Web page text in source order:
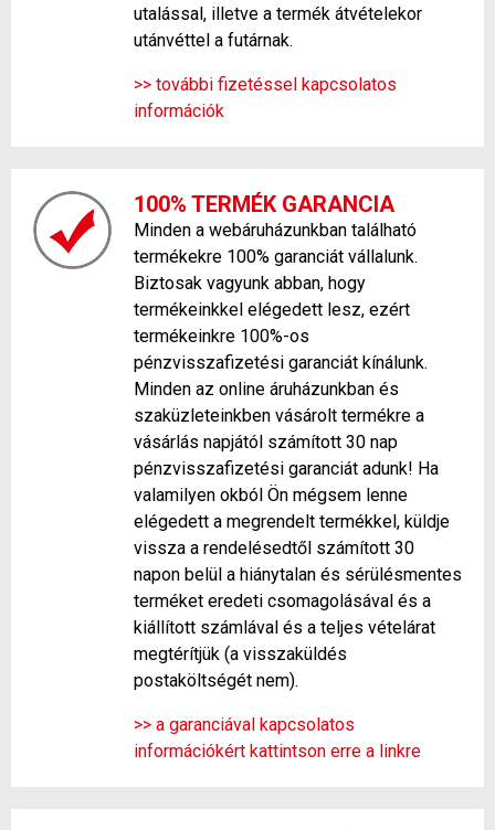
utalással, illetve a termék átvételekor
utánvéttel a futárnak.
>> további fizetéssel kapcsolatos
információk
100% TERMÉK GARANCIA
Minden a webáruházunkban található
termékekre 100% garanciát vállalunk.
Biztosak vagyunk abban, hogy
termékeinkkel elégedett lesz, ezért
termékeinkre 100%-os
pénzvisszafizetési garanciát kínálunk.
Minden az online áruházunkban és
szaküzleteinkben vásárolt termékre a
vásárlás napjától számított 30 nap
pénzvisszafizetési garanciát adunk! Ha
valamilyen okból Ön mégsem lenne
elégedett a megrendelt termékkel, küldje
vissza a rendelésedtől számított 30
napon belül a hiánytalan és sérülésmentes
terméket eredeti csomagolásával és a
kiállított számlával és a teljes vételárat
megtérítjük (a visszaküldés
postaköltségét nem).
>> a garanciával kapcsolatos
információkért kattintson erre a linkre